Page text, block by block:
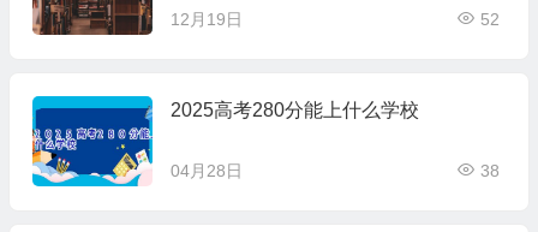
12月19日 52
2025高考280分能上什么学校
04月28日 38